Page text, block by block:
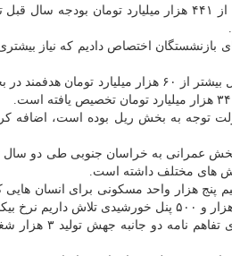
میلیارد تومان برای بازنشستگان اختصاص دادیم که
معاون رئیس جمهور با اشاره به اینکه سال قبل
توجه به بخش ریل بوده است، اضافه
های مختلف داشته است.
پنج هزار واحد مسکونی برای انسان
کاهش دهیم.
معاون رئیس جمهور